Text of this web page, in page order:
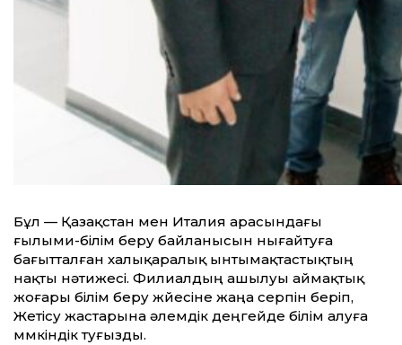
Бұл — Қазақстан мен Италия арасындағы
ғылыми-білім беру байланысын нығайтуға
бағытталған халықаралық ынтымақтастықтың
нақты нәтижесі. Филиалдың ашылуы аймақтық
жоғары білім беру жүйесіне жаңа серпін беріп,
Жетісу жастарына әлемдік деңгейде білім алуға
мүмкіндік туғызды.